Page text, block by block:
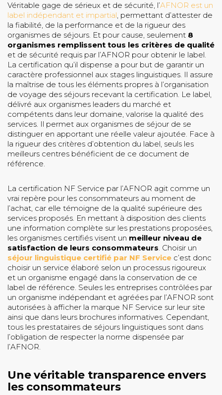
Véritable gage de sérieux et de sécurité, l’AFNOR est un
label indépendant et impartial, permettant d’attester de
la fiabilité, de la performance et de la rigueur des
organismes de séjours. Et pour cause, seulement 8
organismes remplissent tous les critères de qualité
et de sécurité requis par l’AFNOR pour obtenir le label.
La certification qu’il dispense a pour but de garantir un
caractère professionnel aux stages linguistiques. Il assure
la maîtrise de tous les éléments propres à l’organisation
de voyage des séjours recevant la certification. Le label,
délivré aux organismes leaders du marché et
compétents dans leur domaine, valorise la qualité des
services. Il permet aux organismes de séjour de se
distinguer en apportant une réelle valeur ajoutée. Face à
la rigueur des critères d’obtention du label, seuls les
meilleurs centres bénéficient de ce document de
référence.
La certification NF Service par l’AFNOR agit comme un
vrai repère pour les consommateurs au moment de
l’achat, car elle témoigne de la qualité supérieure des
services proposés. En mettant à disposition des clients
une information complète sur les prestations proposées,
les organismes certifiés visent un meilleur niveau de
satisfaction de leurs consommateurs. Choisir un
séjour linguistique certifié par NF Service c’est donc
choisir un service élaboré selon un processus rigoureux
et un organisme engagé dans la conservation de ce
label de référence. Seules les entreprises contrôlées par
un organisme indépendant et agréées par l’AFNOR sont
autorisées à afficher la marque NF Service sur leur site
ainsi que dans leurs brochures informatives. Cependant,
tous les prestataires de séjours linguistiques sont dans
l’obligation de respecter la norme dispensée par
l’AFNOR.
Une véritable transparence envers
les consommateurs